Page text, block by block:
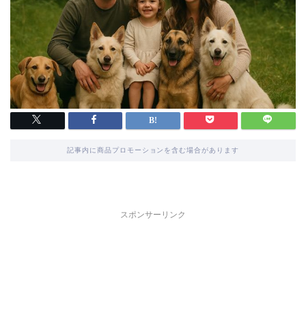
記事内に商品プロモーションを含む場合があります
スポンサーリンク